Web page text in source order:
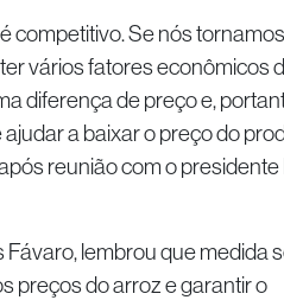
competitivo. Se nós
vários fatores econômicos
diferença de preço e,
a baixar o preço do
reunião com o
lembrou que medida
preços do arroz e garantir o